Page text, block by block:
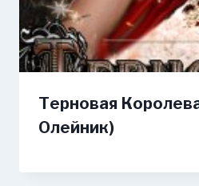
Терновая
Олейник)